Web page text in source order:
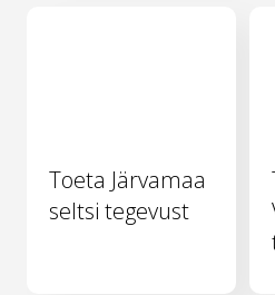
Toeta Järvamaa
seltsi tegevust